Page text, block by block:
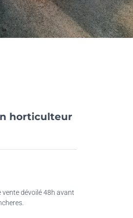
horticulteur
vente dévoilé 48h avant